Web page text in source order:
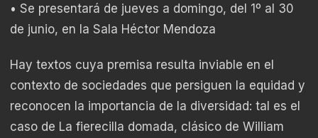
• Se presentará de jueves a domingo, del 1º al 30
de junio, en la Sala Héctor Mendoza
Hay textos cuya premisa resulta inviable en el
contexto de sociedades que persiguen la equidad y
reconocen la importancia de la diversidad: tal es el
caso de La fierecilla domada, clásico de William